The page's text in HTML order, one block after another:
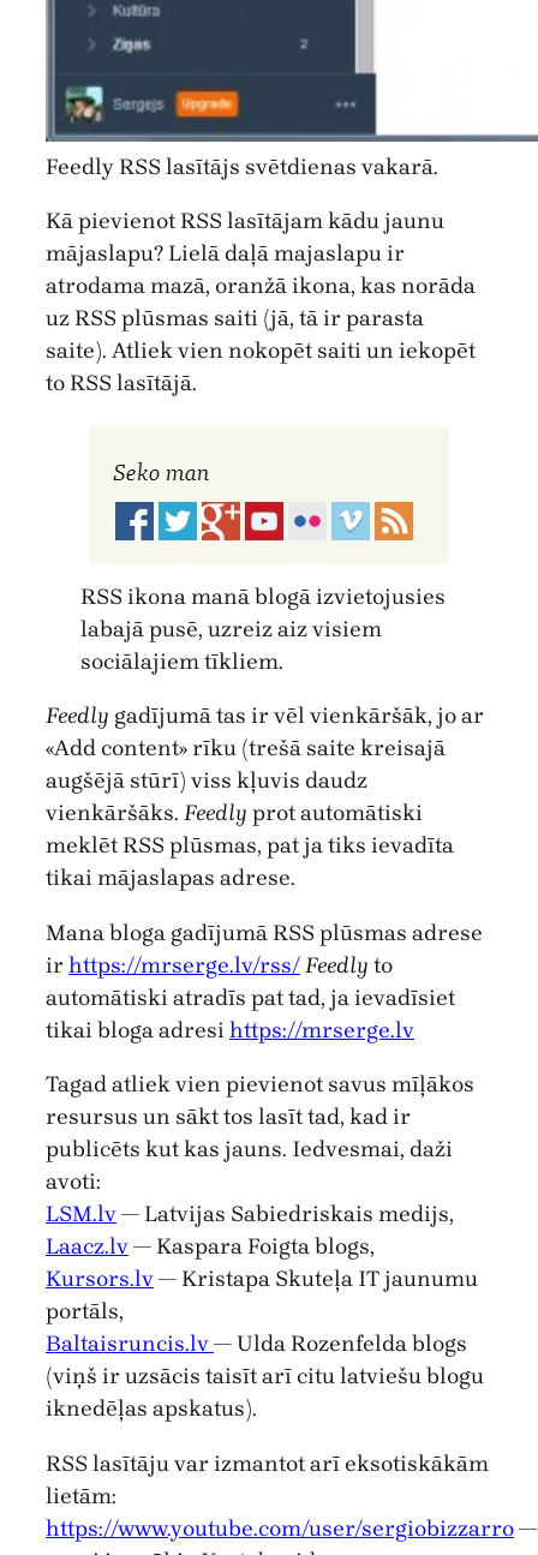
Feedly RSS lasītājs svētdienas vakarā.
Kā pievienot RSS lasītājam kādu jaunu
mājaslapu? Lielā daļā majaslapu ir
atrodama mazā, oranžā ikona, kas norāda
uz RSS plūsmas saiti (jā, tā ir parasta
saite). Atliek vien nokopēt saiti un iekopēt
to RSS lasītājā.
RSS ikona manā blogā izvietojusies
labajā pusē, uzreiz aiz visiem
sociālajiem tīkliem.
Feedly gadījumā tas ir vēl vienkāršāk, jo ar
«Add content» rīku (trešā saite kreisajā
augšējā stūrī) viss kļuvis daudz
vienkāršāks. Feedly prot automātiski
meklēt RSS plūsmas, pat ja tiks ievadīta
tikai mājaslapas adrese.
Mana bloga gadījumā RSS plūsmas adrese
irhttps://mrserge.lv/rss/Feedly to
automātiski atradīs pat tad, ja ievadīsiet
tikai bloga adresihttps://mrserge.lv
Tagad atliek vien pievienot savus mīļākos
resursus un sākt tos lasīt tad, kad ir
publicēts kut kas jauns. Iedvesmai, daži
avoti:
LSM.lv— Latvijas Sabiedriskais medijs,
Laacz.lv— Kaspara Foigta blogs,
Kursors.lv— Kristapa Skuteļa IT jaunumu
portāls,
Baltaisruncis.lv— Ulda Rozenfelda blogs
(viņš ir uzsācis taisīt arī citu latviešu blogu
iknedēļas apskatus).
RSS lasītāju var izmantot arī eksotiskākām
lietām:
https://www.youtube.com/user/sergiobizzarro—